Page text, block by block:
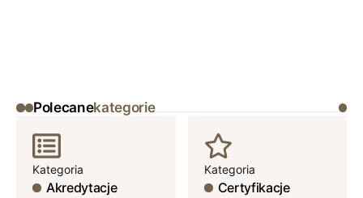
Polecanekategorie
Kategoria
Akredytacje
Kategoria
Certyfikacje